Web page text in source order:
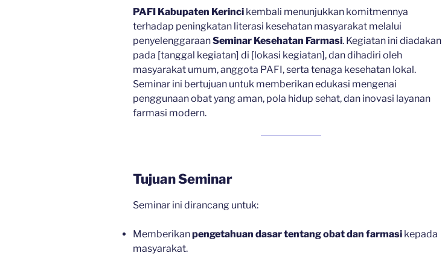
PAFI Kabupaten Kerinci kembali menunjukkan komitmennya
terhadap peningkatan literasi kesehatan masyarakat melalui
penyelenggaraanSeminar Kesehatan Farmasi. Kegiatan ini diadakan
pada [tanggal kegiatan] di [lokasi kegiatan], dan dihadiri oleh
masyarakat umum, anggota PAFI, serta tenaga kesehatan lokal.
Seminar ini bertujuan untuk memberikan edukasi mengenai
penggunaan obat yang aman, pola hidup sehat, dan inovasi layanan
farmasi modern.
Tujuan Seminar
Seminar ini dirancang untuk:
Memberikanpengetahuan dasar tentang obat dan farmasi kepada
masyarakat.